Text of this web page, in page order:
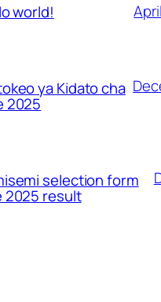
world!
ya Kidato cha
2025
selection form
2025 result